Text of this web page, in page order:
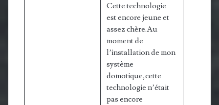
Cette technologie
est encore jeune et
assez chère.Au
moment de
l’installation de mon
système
domotique,cette
technologie n’était
pas encore